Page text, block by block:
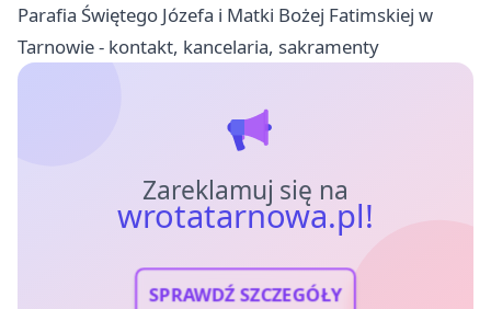
Parafia Świętego Józefa i Matki Bożej Fatimskiej w
Tarnowie - kontakt, kancelaria, sakramenty
Zareklamuj się na
wrotatarnowa.pl!
SPRAWDŹ SZCZEGÓŁY